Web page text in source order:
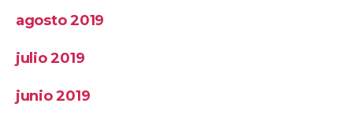
agosto 2019
julio 2019
junio 2019